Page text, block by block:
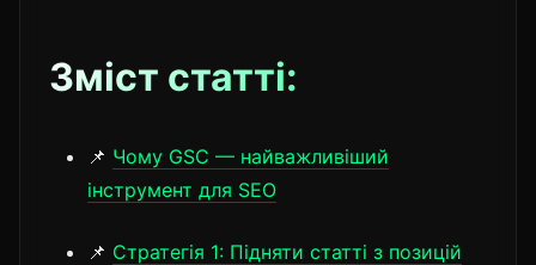
Зміст статті:
📌 Чому GSC — найважливіший
інструмент для SEO
📌 Стратегія 1: Підняти статті з позицій